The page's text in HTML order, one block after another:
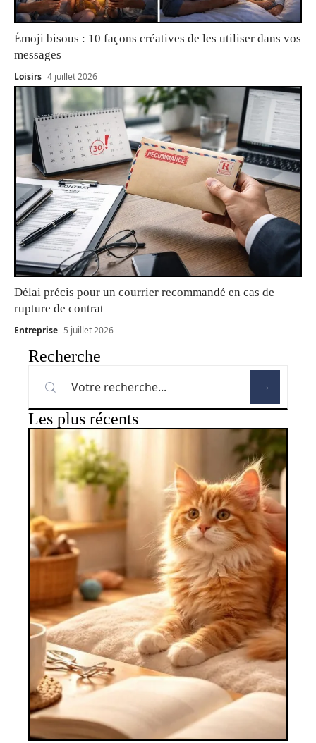
Émoji bisous : 10 façons créatives de les utiliser dans vos
messages
Loisirs 4 juillet 2026
Délai précis pour un courrier recommandé en cas de
rupture de contrat
Entreprise 5 juillet 2026
Recherche
Les plus récents